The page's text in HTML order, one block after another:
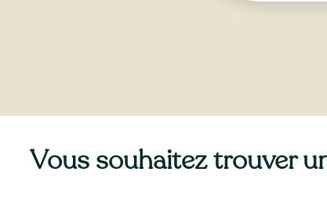
Vous souhaitez trouver